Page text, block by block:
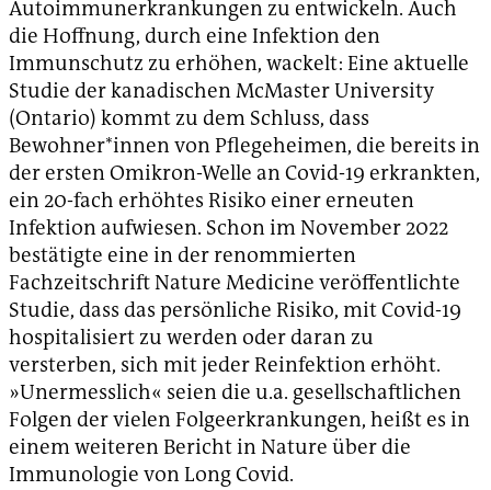
Autoimmunerkrankungen zu entwickeln. Auch
die Hoffnung, durch eine Infektion den
Immunschutz zu erhöhen, wackelt: Eine aktuelle
Studie der kanadischen McMaster University
(Ontario) kommt zu dem Schluss, dass
Bewohner*innen von Pflegeheimen, die bereits in
der ersten Omikron-Welle an Covid-19 erkrankten,
ein 20-fach erhöhtes Risiko einer erneuten
Infektion aufwiesen. Schon im November 2022
bestätigte eine in der renommierten
Fachzeitschrift Nature Medicine veröffentlichte
Studie, dass das persönliche Risiko, mit Covid-19
hospitalisiert zu werden oder daran zu
versterben, sich mit jeder Reinfektion erhöht.
»Unermesslich« seien die u.a. gesellschaftlichen
Folgen der vielen Folgeerkrankungen, heißt es in
einem weiteren Bericht in Nature über die
Immunologie von Long Covid.